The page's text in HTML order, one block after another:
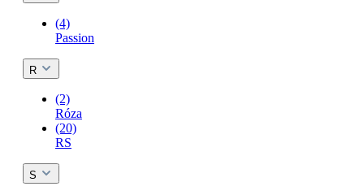
(4)
Passion
R
(2)
Róza
(20)
RS
S